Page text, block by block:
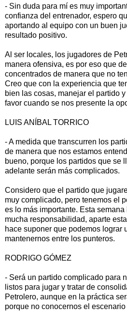
- Sin duda para mí es muy
confianza del entrenador, espero
aportando al equipo con un buen
resultado positivo.
Al ser locales, los jugadores de
manera ofensiva, es por eso que
concentrados de manera que no
Creo que con la experiencia que
bien las cosas, manejar el partido
favor cuando se nos presente la
LUIS ANÍBAL TORRICO
- A medida que transcurren los
de manera que nos estamos
bueno, porque los partidos que se
adelante serán más complicados.
Considero que el partido que
muy complicado, pero tenemos el
es lo más importante. Esta
mucha responsabilidad, aparte
hace suponer que podemos lograr
mantenernos entre los punteros.
RODRIGO GÓMEZ
- Será un partido complicado para
listos para jugar y tratar de
Petrolero, aunque en la práctica
porque no conocernos el